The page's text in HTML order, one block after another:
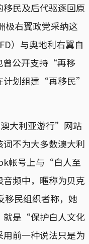
民及后代驱逐回原
极右翼政党采纳这
）与奥地利右翼自
曾公开支持“再移
计划组建“再移民”
大利亚游行”网站
词不为大多数澳大利
帐号上与“白人至
频中，暱称为贝克
移民组织者称，她
是“保护白人文化
前一种说法只是为